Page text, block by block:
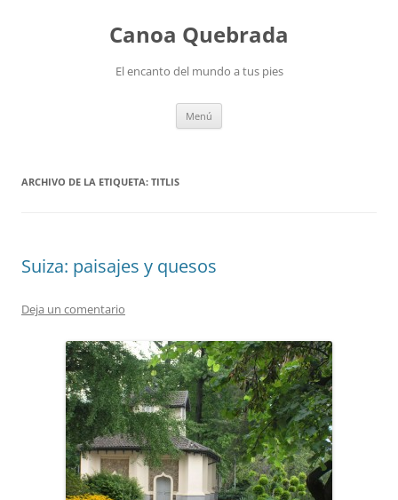
Canoa Quebrada
El encanto del mundo a tus pies
Menú
ARCHIVO DE LA ETIQUETA: TITLIS
Suiza: paisajes y quesos
Deja un comentario